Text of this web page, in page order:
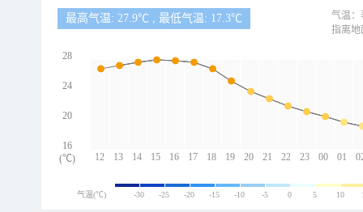
最高气温: 27.9℃ , 最低气温: 17.3℃
12 13 14 15 16 17 18 19 20 21 22 23 00 01
28
24
20
16
(℃)
气温：
指离地
气温(℃) -30 -25 -20 -15 -10 -5 0 5 10